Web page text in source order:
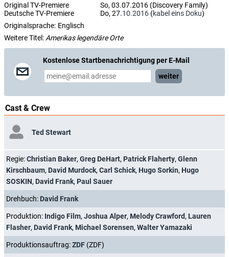
Original TV-Premiere
So, 03.07.2016 (Discovery Family)
Deutsche TV-Premiere
Do, 27.10.2016 (kabel eins Doku)
Originalsprache: Englisch
Weitere Titel: Amerikas legendäre Orte
Kostenlose Startbenachrichtigung per E-Mail
weiter
Cast & Crew
Ted Stewart
Regie:Christian Baker, Greg DeHart, Patrick Flaherty, Glenn
Kirschbaum, David Murdock, Carl Schick, Hugo Sorkin, Hugo
SOSKIN, David Frank, Paul Sauer
Drehbuch: David Frank
Produktion: Indigo Film, Joshua Alper, Melody Crawford, Lauren
Flasher, David Frank, Michael Sorensen, Walter Yamazaki
Produktionsauftrag:ZDF (ZDF)